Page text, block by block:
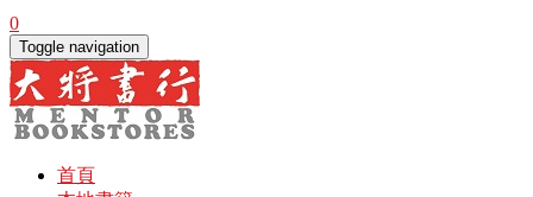
0
Toggle navigation
首頁